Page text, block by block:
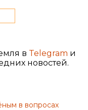
45. doi:
в Telegram и
новостей.
в вопросах